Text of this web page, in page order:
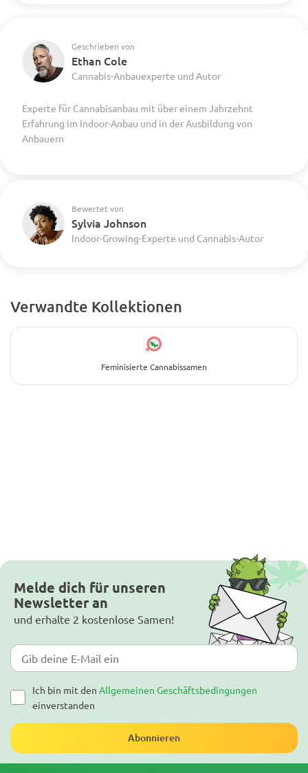
Geschrieben von
Ethan Cole
Cannabis-Anbauexperte und Autor
Experte für Cannabisanbau mit über einem Jahrzehnt
Erfahrung im Indoor-Anbau und in der Ausbildung von
Anbauern
Bewertet von
Sylvia Johnson
Indoor-Growing-Experte und Cannabis-Autor
Verwandte Kollektionen
Feminisierte Cannabissamen
Melde dich für unseren
Newsletter an
und erhalte 2 kostenlose Samen!
Ich bin mit den Allgemeinen Geschäftsbedingungen
einverstanden
Abonnieren